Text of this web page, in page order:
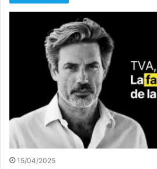
15/04/2025